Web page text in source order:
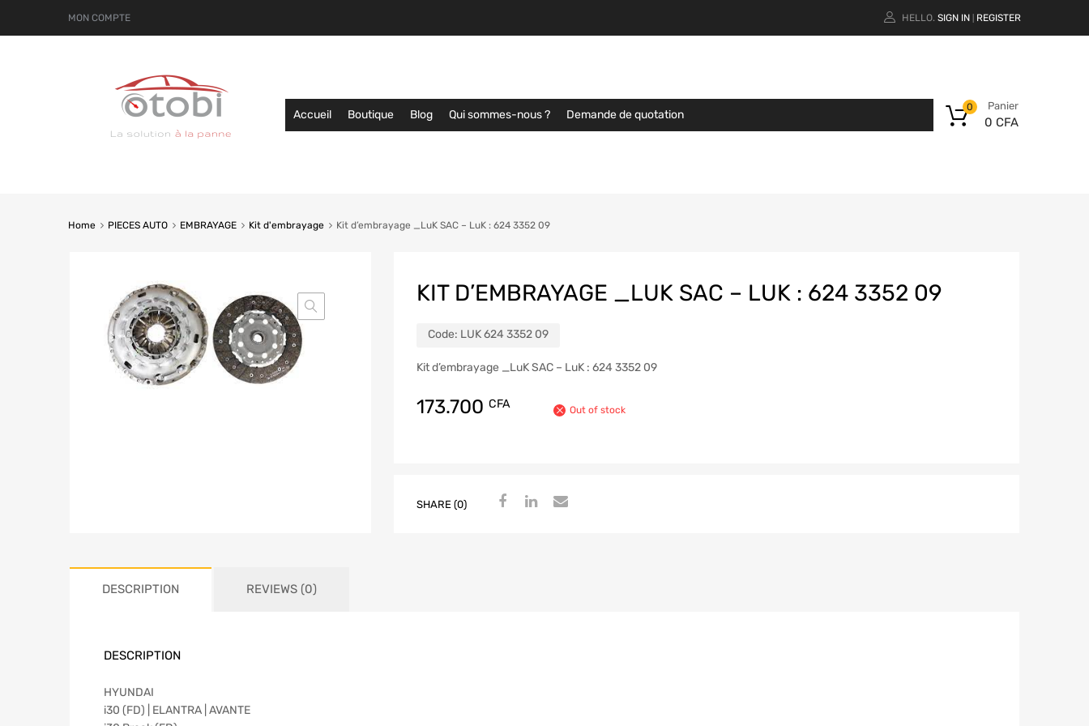
MON COMPTE HELLO. SIGN IN REGISTER
Panier
0 CFA
0
Accueil Boutique Blog Qui sommes-nous ? Demande de quotation
Home PIECES AUTO EMBRAYAGE Kit d'embrayage Kit d’embrayage _LuK SAC – LuK : 624 3352 09
KIT D’EMBRAYAGE _LUK SAC – LUK : 624 3352 09
Code: LUK 624 3352 09
Kit d’embrayage _LuK SAC – LuK : 624 3352 09
173.700 CFA Out of stock
SHARE (0)
DESCRIPTION REVIEWS (0)
DESCRIPTION
HYUNDAI
i30 (FD) | ELANTRA | AVANTE